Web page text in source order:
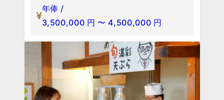
年俸 /
3,500,000 円 〜 4,500,000 円